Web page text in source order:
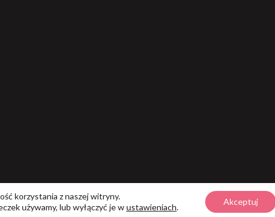
korzystania z naszej witryny.
używamy, lub wyłączyć je wustawieniach.
Akceptuj